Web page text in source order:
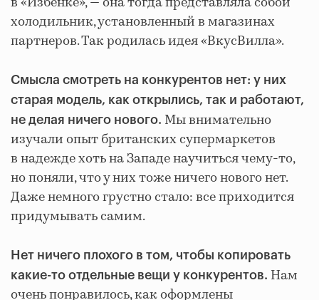
холодильник, установленный в магазинах
партнеров. Так родилась идея «ВкусВилла».
Смысла смотреть на конкурентов нет: у них
старая модель, как открылись, так и работают,
не делая ничего нового. Мы внимательно
изучали опыт британских супермаркетов
в надежде хоть на Западе научиться чему-то,
но поняли, что у них тоже ничего нового нет.
Даже немного грустно стало: все приходится
придумывать самим.
Нет ничего плохого в том, чтобы копировать
какие-то отдельные вещи у конкурентов. Нам
очень понравилось, как оформлены